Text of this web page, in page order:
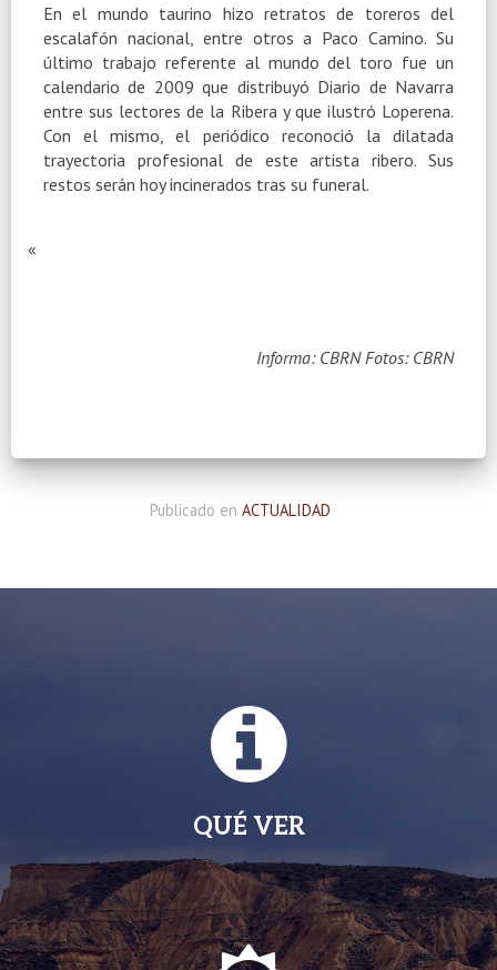
En el mundo taurino hizo retratos de toreros del
escalafón nacional, entre otros a Paco Camino. Su
último trabajo referente al mundo del toro fue un
calendario de 2009 que distribuyó Diario de Navarra
entre sus lectores de la Ribera y que ilustró Loperena.
Con el mismo, el periódico reconoció la dilatada
trayectoria profesional de este artista ribero. Sus
restos serán hoy incinerados tras su funeral.
«
Informa: CBRN Fotos: CBRN
Publicado enACTUALIDAD
QUÉ VER